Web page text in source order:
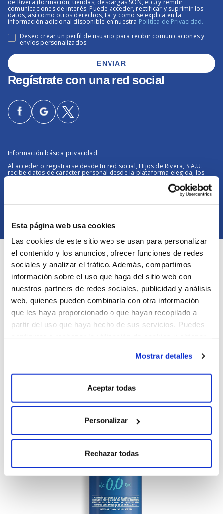
se
Esta página web usa cookies
Las cookies de este sitio web se usan para personalizar
el contenido y los anuncios, ofrecer funciones de redes
sociales y analizar el tráfico. Además, compartimos
información sobre el uso que haga del sitio web con
nuestros partners de redes sociales, publicidad y análisis
web, quienes pueden combinarla con otra información
que les haya proporcionado o que hayan recopilado a
partir del uso que haya hecho de sus servicios. Puedes
Mostrar detalles
Aceptar todas
Personalizar
Rechazar todas
de Rivera (formación, tiendas, descargas SON, etc.) y remitir
comunicaciones de interés. Puede acceder, rectificar y suprimir los
datos, así como otros derechos, tal y como se explica en la
información adicional disponible en nuestra Política de Privacidad.
Deseo crear un perfil de usuario para recibir comunicaciones y
envíos personalizados.
ENVIAR
Regístrate con una red social
Información básica privacidad:
Al acceder o registrarse desde tu red social, Hijos de Rivera, S.A.U.
recibe datos de carácter personal desde la plataforma elegida, los
cuales utilizaremos para posibilitar tu registro y posterior acceso a los
sites de Hijos de Rivera (formación, tiendas, descargas SON, etc.), así
como crear un perfil de usuario y enviarte comunicaciones
personalizadas. Puede acceder, rectificar y suprimir los datos, así
como otros derechos, tal y como se explica en la información
¿Te gusta estar al tanto de
todo?
Entérate antes que nadie de nuestros nuevos
productos, eventos, experiencias y mucho más
¡SUSCRÍBETE!